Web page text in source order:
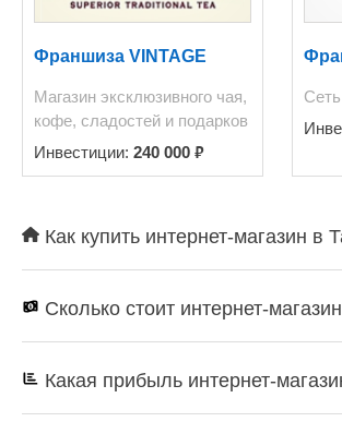
Франшиза VINTAGE
Магазин эксклюзивного чая,
кофе, сладостей и подарков
Инвестиции: 240 000 ₽
Как купить интернет-магазин
Сколько стоит интернет-
Какая прибыль интернет-